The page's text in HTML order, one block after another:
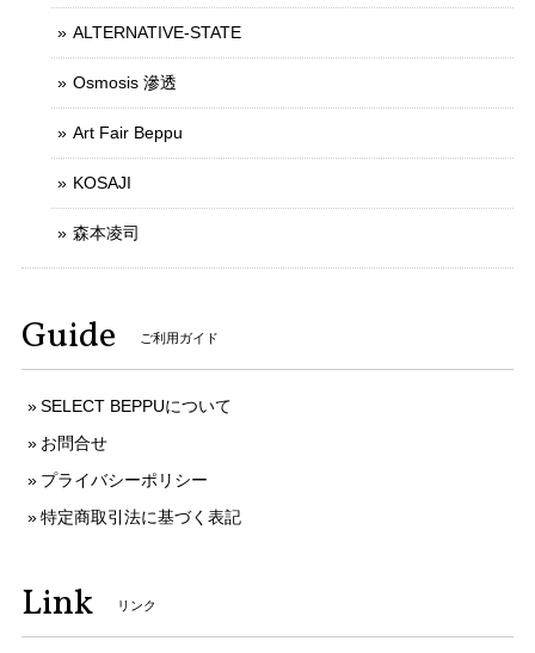
ALTERNATIVE-STATE
Osmosis 滲透
Art Fair Beppu
KOSAJI
森本凌司
Guide ご利用ガイド
SELECT BEPPUについて
お問合せ
プライバシーポリシー
特定商取引法に基づく表記
Link リンク